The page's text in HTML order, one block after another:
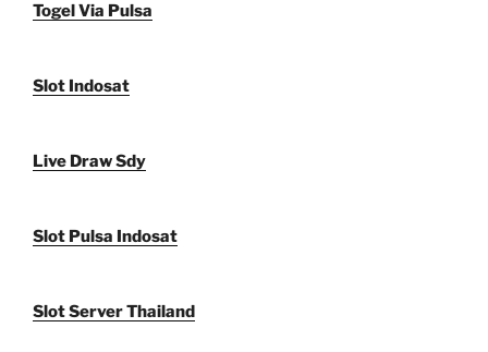
Togel Via Pulsa
Slot Indosat
Live Draw Sdy
Slot Pulsa Indosat
Slot Server Thailand